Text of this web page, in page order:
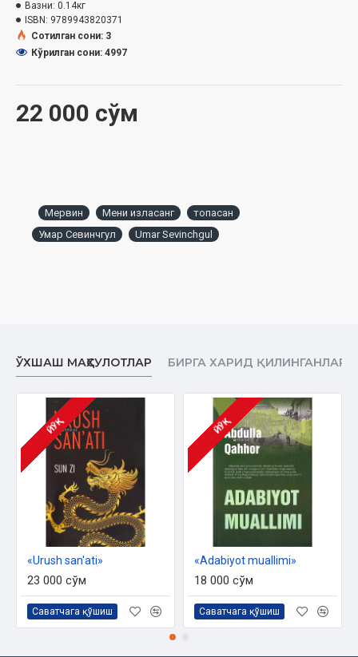
Muqovasi: yumshoq
22 000 сўм
Вазни: 0.14кг
ISBN: 9789943820371
Сотилган сони: 3
Кўрилган сони: 4997
Мервин Мени изласанг
топасан
Умар Севинчгул
Umar Sevinchgul
ЎХШАШ МАҲСУЛОТЛАР БИРГА ХАРИД ҚИЛИНГАНЛАР
ЙЎҚ
«Urush san'ati»
23 000 сўм
Саватчага қўшиш
ЙЎҚ
«Adabiyot muallimi»
18 000 сўм
Саватчага қўшиш